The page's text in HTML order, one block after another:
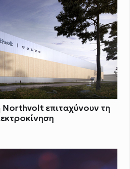
Northvolt επιταχύνουν τη